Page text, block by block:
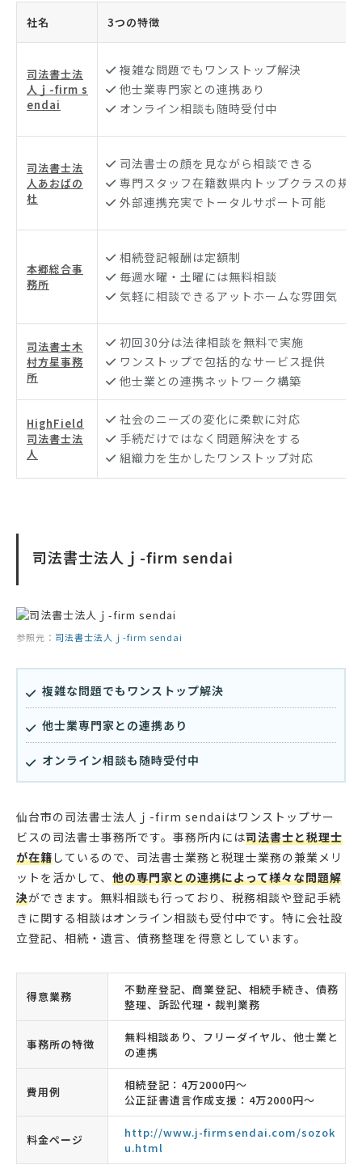
社名 3つの特徴
司法書士法
人ｊ-firm s
endai
複雑な問題でもワンストップ解決
他士業専門家との連携あり
オンライン相談も随時受付中
司法書士法
人あおばの
杜
司法書士の顔を見ながら相談できる
専門スタッフ在籍数県内トップクラスの規模
外部連携充実でトータルサポート可能
本郷総合事
務所
相続登記報酬は定額制
毎週水曜・土曜には無料相談
気軽に相談できるアットホームな雰囲気
司法書士木
村方星事務
所
初回30分は法律相談を無料で実施
ワンストップで包括的なサービス提供
他士業との連携ネットワーク構築
HighField
司法書士法
人
社会のニーズの変化に柔軟に対応
手続だけではなく問題解決をする
組織力を生かしたワンストップ対応
司法書士法人ｊ-firm sendai
参照元： 司法書士法人ｊ-firm sendai
複雑な問題でもワンストップ解決
他士業専門家との連携あり
オンライン相談も随時受付中
仙台市の司法書士法人ｊ-firm sendaiはワンストップサー
ビスの司法書士事務所です。事務所内には司法書士と税理士
が在籍しているので、司法書士業務と税理士業務の兼業メリ
ットを活かして、 他の専門家との連携によって様々な問題解
決ができます。無料相談も行っており、税務相談や登記手続
きに関する相談はオンライン相談も受付中です。特に会社設
立登記、相続・遺言、債務整理を得意としています。
得意業務
不動産登記、商業登記、相続手続き、債務
整理、訴訟代理・裁判業務
事務所の特徴
無料相談あり、フリーダイヤル、他士業と
の連携
費用例
相続登記：4万2000円〜
公正証書遺言作成支援：4万2000円〜
料金ページ
http://www.j-firmsendai.com/sozok
u.html